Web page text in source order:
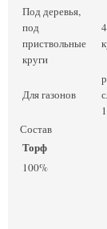
Под деревья,
под
приствольные
круги
Для газонов
Состав
Торф
100%